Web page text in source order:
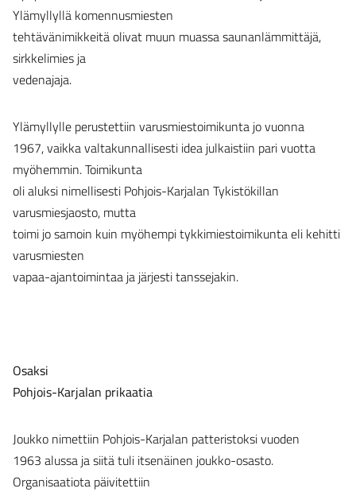
Ylämyllyllä komennusmiesten
tehtävänimikkeitä olivat muun muassa saunanlämmittäjä,
sirkkelimies ja
vedenajaja.
Ylämyllylle perustettiin varusmiestoimikunta jo vuonna
1967, vaikka valtakunnallisesti idea julkaistiin pari vuotta
myöhemmin. Toimikunta
oli aluksi nimellisesti Pohjois-Karjalan Tykistökillan
varusmiesjaosto, mutta
toimi jo samoin kuin myöhempi tykkimiestoimikunta eli kehitti
varusmiesten
vapaa-ajantoimintaa ja järjesti tanssejakin.
Osaksi
Pohjois-Karjalan prikaatia
Joukko nimettiin Pohjois-Karjalan patteristoksi vuoden
1963 alussa ja siitä tuli itsenäinen joukko-osasto.
Organisaatiota päivitettiin